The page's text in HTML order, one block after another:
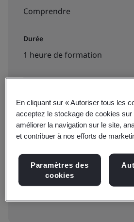
Comprendre
Durée
1 heure de formation
Disponible pour réserver:
Formation en ligne à la
Dates et réservation
En cliquant sur « Autoriser tous les
acceptez le stockage de cookies sur
améliorer la navigation sur le site,
et contribuer à nos efforts de
Paramètres des
cookies